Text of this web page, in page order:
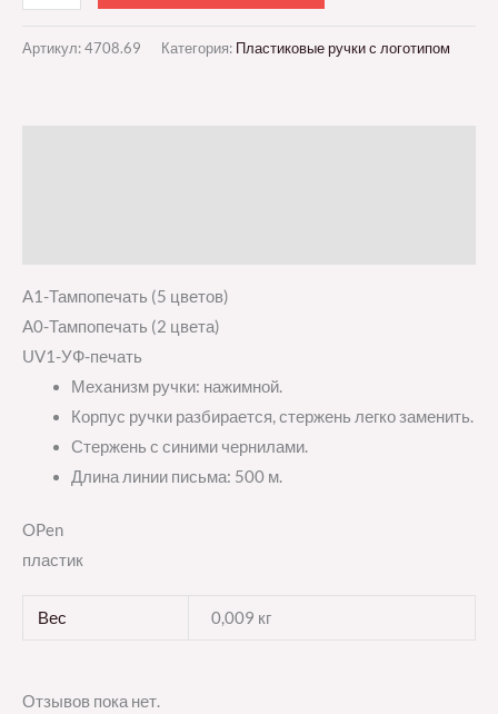
Артикул:4708.69 Категория: Пластиковые ручки с логотипом
A1-Тампопечать (5 цветов)
A0-Тампопечать (2 цвета)
UV1-УФ-печать
Механизм ручки: нажимной.
Корпус ручки разбирается, стержень легко заменить.
Стержень с синими чернилами.
Длина линии письма: 500 м.
OPen
пластик
Вес 0,009 кг
Отзывов пока нет.